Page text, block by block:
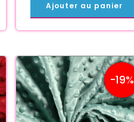
Ajouter au panier
-19%